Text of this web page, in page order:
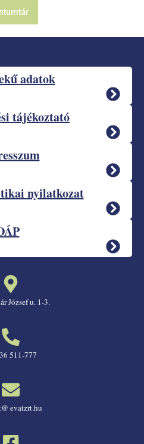
adatok
tájékoztató
nyilatkozat
József u. 1-3.
511-777
evatzrt.hu